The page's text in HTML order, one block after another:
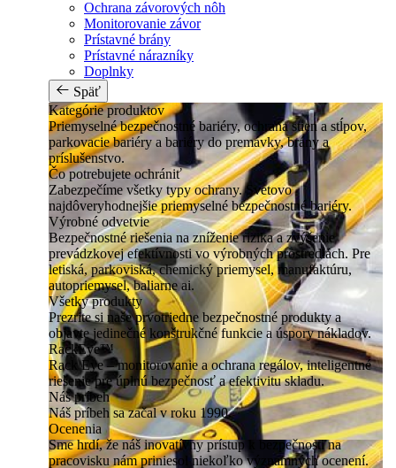
Ochrana závorových nôh
Monitorovanie závor
Prístavné brány
Prístavné nárazníky
Doplnky
Späť
Kategórie produktov
Priemyselné bezpečnostné bariéry, ochrana stien a stĺpov,
parkovacie bariéry a bariéry do premávky, brány a
príslušenstvo.
Čo potrebujete ochrániť
Zabezpečíme všetky typy ochrany. Svetovo
najdôveryhodnejšie priemyselné bezpečnostné bariéry.
Výrobné odvetvie
Bezpečnostné riešenia na zníženie rizika a zvýšenie
prevádzkovej efektívnosti vo výrobných prostrediach. Pre
letiská, parkoviská, chemický priemysel, manufaktúru,
autopriemysel, baliarne ai.
Všetky produkty
Prezrite si naše prvotriedne bezpečnostné produkty a
objavte jedinečné konštrukčné funkcie a úspory nákladov.
RackEye™
Rack Eye – monitorovanie a ochrana regálov, inteligentné
riešenie pre úplnú bezpečnosť a efektivitu skladu.
Náš príbeh
Náš príbeh sa začal v roku 1990.
Ocenenia
Sme hrdí, že náš inovatívny prístup k bezpečnosti na
pracovisku nám priniesol niekoľko významných ocenení.